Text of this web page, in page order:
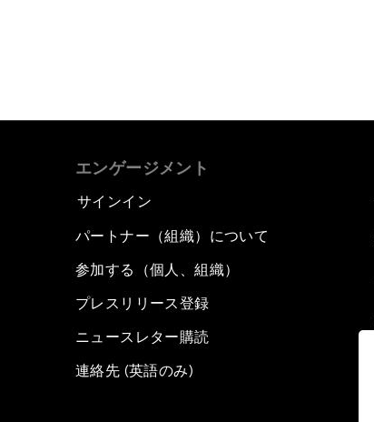
エンゲージメント
サインイン
パートナー（組織）について
参加する（個人、組織）
プレスリリース登録
ニュースレター購読
連絡先 (英語のみ)